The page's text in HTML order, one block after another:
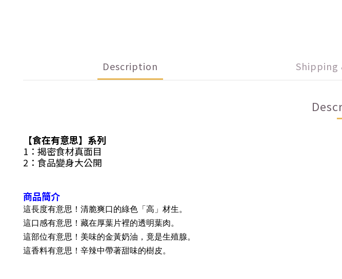
Description Shipping
【食在有意思】系列
1：揭密食材真面目
2：食品變身大公開
商品簡介
這長度有意思！清脆爽口的綠色「高」材生。
這口感有意思！藏在厚葉片裡的透明葉肉。
這部位有意思！美味的金黃奶油，竟是生殖腺。
這香料有意思！辛辣中帶著甜味的樹皮。